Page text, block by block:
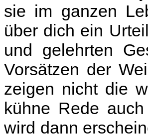
sie im ganzen
über dich ein
und gelehrten
Vorsätzen der
zeigen nicht die
kühne Rede
wird dann